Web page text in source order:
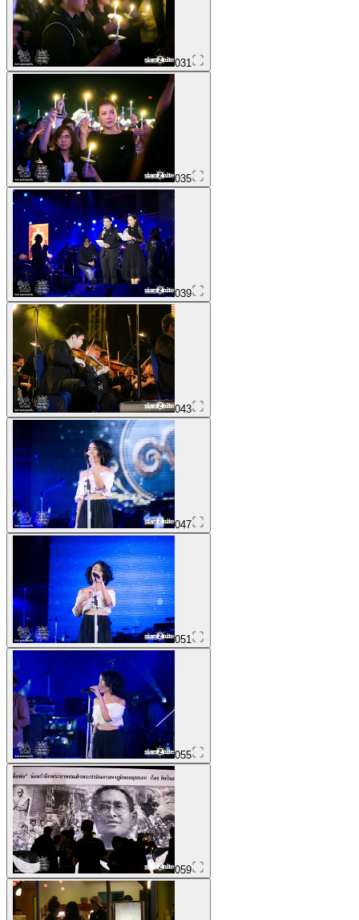
031
035
039
043
047
051
055
059